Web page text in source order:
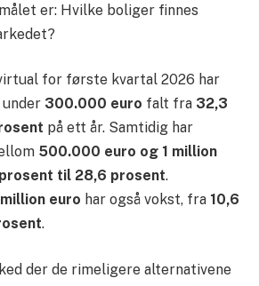
er: Hvilke boliger finnes
for første kvartal 2026 har
300.000 euro falt fra 32,3
på ett år. Samtidig har
500.000 euro og 1 million
til 28,6 prosent.
million euro har også vokst, fra 10,6
.
der de rimeligere alternativene